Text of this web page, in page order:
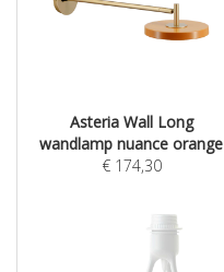
Asteria Wall Long
wandlamp nuance orange
€ 174,30